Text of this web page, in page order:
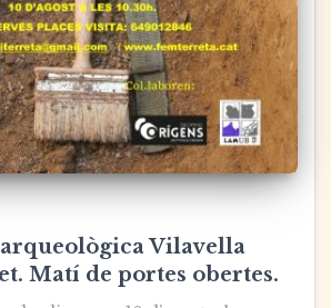
Vilavella
Matí de portes obertes.